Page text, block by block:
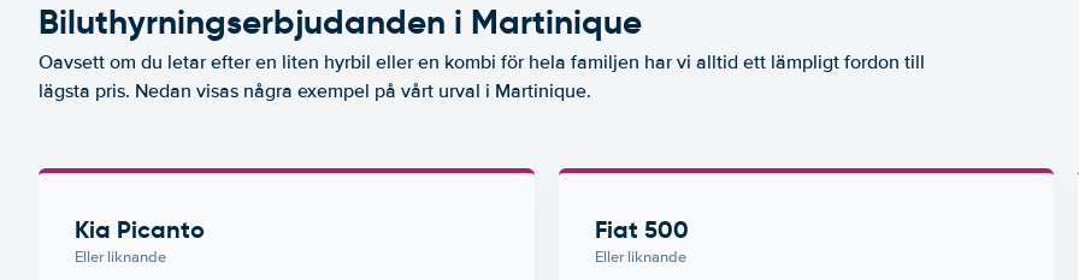
Biluthyrningserbjudanden i Martinique
Oavsett om du letar efter en liten hyrbil eller en kombi för hela familjen har vi alltid ett lämpligt fordon till
lägsta pris. Nedan visas några exempel på vårt urval i Martinique.
Kia Picanto
Eller liknande
Fiat 500
Eller liknande